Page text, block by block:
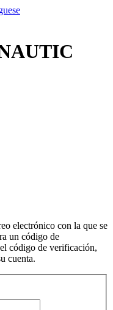
electrónico con la que se
un código de
código de verificación,
cuenta.